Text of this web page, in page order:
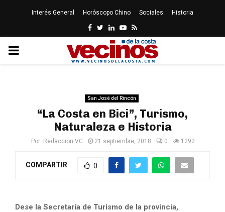
Interés General Horóscopo Chino Sociales Historia
Facebook
Twitter
LinkedinYoutube
Rss
PRIMARY
San José del Rincón
“La Costa en Bici”, Turismo,
Naturaleza e Historia
Por: Redaccion VC 21 septiembre, 2018 0 1292
COMPARTIR 0
Dese la Secretaría de Turismo de la provincia,